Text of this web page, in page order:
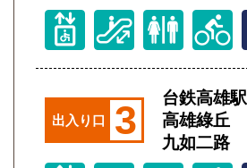
出入り口 3
台鉄高雄駅
高雄綠丘
九如二路